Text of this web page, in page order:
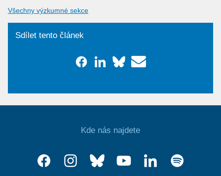
Všechny výzkumné sekce
Sdílet tento článek
Kde nás najdete